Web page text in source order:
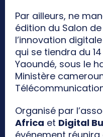
Par ailleurs, ne
édition du Salon
l’innovation
qui se tiendra du
Yaoundé, sous le
Ministère
Organisé par
Africa et Digital